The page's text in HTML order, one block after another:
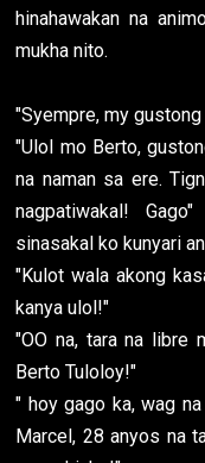
hinahawakan na
mukha nito.
"Syempre, my
"Ulol mo Berto,
na naman sa ere.
nagpatiwakal!
sinasakal ko kunyari
"Kulot wala akong
kanya ulol!"
"OO na, tara na libre
Berto Tuloloy!"
" hoy gago ka, wag
Marcel, 28 anyos na